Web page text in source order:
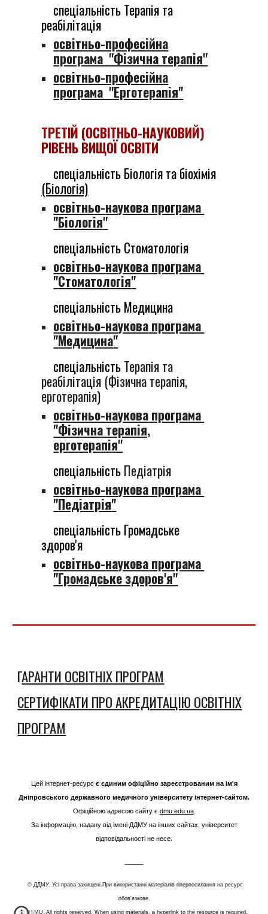
спеціальність Терапія та
реабілітація
освітньо-професійна
програма "Фізична терапія"
освітньо-професійна
програма "Ерготерапія"
ТРЕТІЙ (ОСВІТНЬО-НАУКОВИЙ)
РІВЕНЬ ВИЩОЇ ОСВІТИ
спеціальністьБіологія та біохімія
(Біологія)
освітньо-науковапрограма
"Біологія"
спеціальністьСтоматологія
освітньо-науковапрограма
"Стоматологія"
спеціальністьМедицина
освітньо-науковапрограма
"Медицина"
спеціальністьТерапія та
реабілітація (Фізична терапія,
ерготерапія)
освітньо-науковапрограма
"Фізична терапія,
ерготерапія"
спеціальністьПедіатрія
освітньо-науковапрограма
"Педіатрія"
спеціальністьГромадське
здоров'я
освітньо-науковапрограма
"Громадське здоров'я"
ГАРАНТИ ОСВІТНІХ ПРОГРАМ
СЕРТИФІКАТИ ПРО АКРЕДИТАЦІЮ ОСВІТНІХ
ПРОГРАМ
Цей інтернет-ресурс є єдиним офіційно зареєстрованим на ім'я
Дніпровського державного медичного університету інтернет-сайтом.
Офіційною адресою сайту є dmu.edu.ua.
За інформацію, надану від імені ДДМУ на інших сайтах, університет
відповідальності не несе.
© ДДМУ. Усі права захищені.При використанні матеріалів гіперпосилання на ресурс
обов'язкове.
© DSMU. All rights reserved. When using materials, a hyperlink to the resource is required.